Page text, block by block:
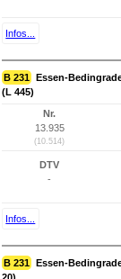
Infos...
B 231 Essen-
(L 445)
Nr.
13.935
(10.514)
DTV
-
Infos...
B 231 Essen-